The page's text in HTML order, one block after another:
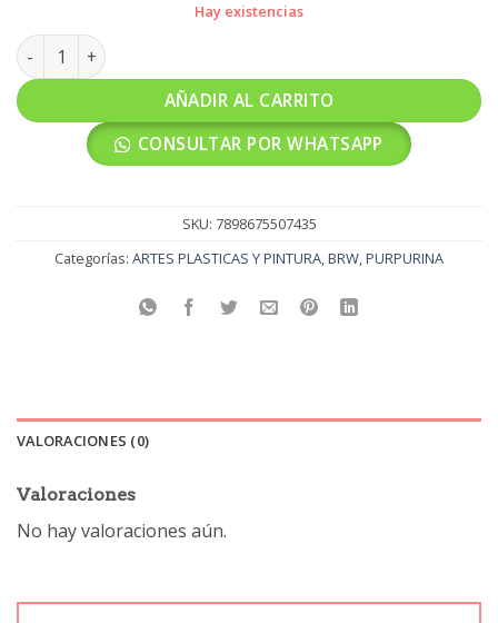
Hay existencias
GLITER BRW SOUL MINI SHAKER BLISTER 6COL GLL0700
AÑADIR AL CARRITO
CONSULTAR POR WHATSAPP
SKU: 7898675507435
Categorías: ARTES PLASTICAS Y PINTURA,BRW,PURPURINA
VALORACIONES (0)
Valoraciones
No hay valoraciones aún.